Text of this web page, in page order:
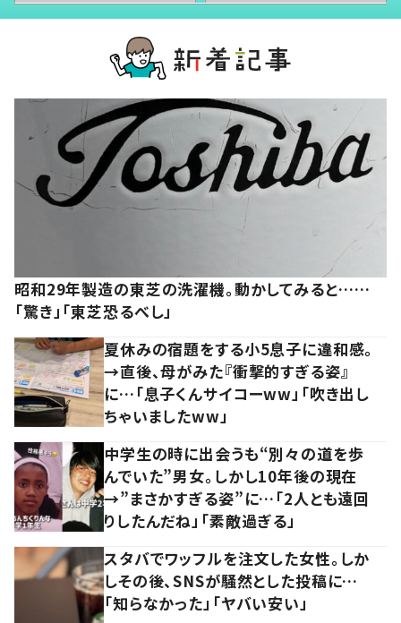
昭和29年製造の東芝の洗濯機。動かしてみると……
「驚き」「東芝恐るべし」
夏休みの宿題をする小5息子に違和感。
→直後、母がみた『衝撃的すぎる姿』
に…「息子くんサイコーww」「吹き出し
ちゃいましたww」
中学生の時に出会うも“別々の道を歩
んでいた”男女。しかし10年後の現在
→”まさかすぎる姿”に…「2人とも遠回
りしたんだね」「素敵過ぎる」
スタバでワッフルを注文した女性。しか
しその後、SNSが騒然とした投稿に…
「知らなかった」「ヤバい安い」